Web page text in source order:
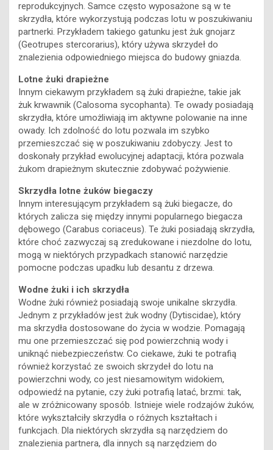
reprodukcyjnych. Samce często wyposażone są w te
skrzydła, które wykorzystują podczas lotu w poszukiwaniu
partnerki. Przykładem takiego gatunku jest żuk gnojarz
(Geotrupes stercorarius), który używa skrzydeł do
znalezienia odpowiedniego miejsca do budowy gniazda.
Lotne żuki drapieżne
Innym ciekawym przykładem są żuki drapieżne, takie jak
żuk krwawnik (Calosoma sycophanta). Te owady posiadają
skrzydła, które umożliwiają im aktywne polowanie na inne
owady. Ich zdolność do lotu pozwala im szybko
przemieszczać się w poszukiwaniu zdobyczy. Jest to
doskonały przykład ewolucyjnej adaptacji, która pozwala
żukom drapieżnym skutecznie zdobywać pożywienie.
Skrzydła lotne żuków biegaczy
Innym interesującym przykładem są żuki biegacze, do
których zalicza się między innymi popularnego biegacza
dębowego (Carabus coriaceus). Te żuki posiadają skrzydła,
które choć zazwyczaj są zredukowane i niezdolne do lotu,
mogą w niektórych przypadkach stanowić narzędzie
pomocne podczas upadku lub desantu z drzewa.
Wodne żuki i ich skrzydła
Wodne żuki również posiadają swoje unikalne skrzydła.
Jednym z przykładów jest żuk wodny (Dytiscidae), który
ma skrzydła dostosowane do życia w wodzie. Pomagają
mu one przemieszczać się pod powierzchnią wody i
uniknąć niebezpieczeństw. Co ciekawe, żuki te potrafią
również korzystać ze swoich skrzydeł do lotu na
powierzchni wody, co jest niesamowitym widokiem,
odpowiedź na pytanie, czy żuki potrafią latać, brzmi: tak,
ale w zróżnicowany sposób. Istnieje wiele rodzajów żuków,
które wykształciły skrzydła o różnych kształtach i
funkcjach. Dla niektórych skrzydła są narzędziem do
znalezienia partnera, dla innych są narzędziem do